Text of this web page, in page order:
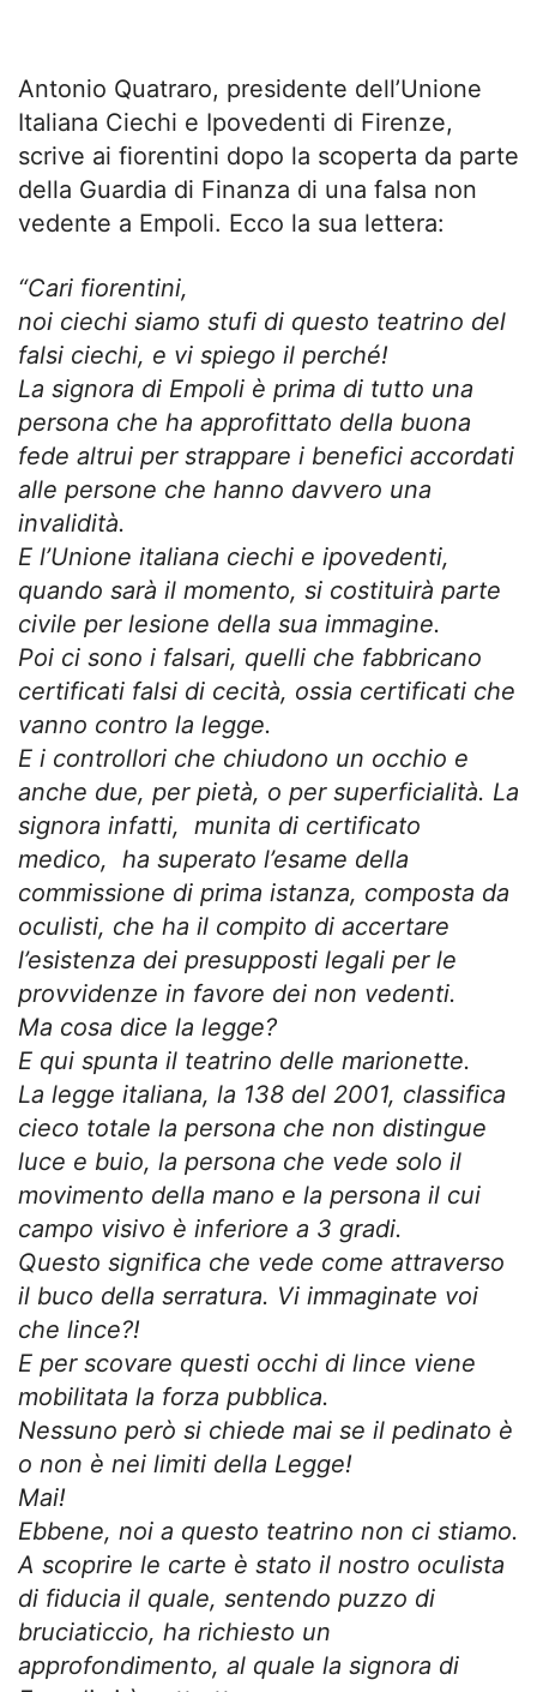
Antonio Quatraro, presidente dell’Unione
Italiana Ciechi e Ipovedenti di Firenze,
scrive ai fiorentini dopo la scoperta da parte
della Guardia di Finanza di una falsa non
vedente a Empoli. Ecco la sua lettera:
“Cari fiorentini,
noi ciechi siamo stufi di questo teatrino del
falsi ciechi, e vi spiego il perché!
La signora di Empoli è prima di tutto una
persona che ha approfittato della buona
fede altrui per strappare i benefici accordati
alle persone che hanno davvero una
invalidità.
E l’Unione italiana ciechi e ipovedenti,
quando sarà il momento, si costituirà parte
civile per lesione della sua immagine.
Poi ci sono i falsari, quelli che fabbricano
certificati falsi di cecità, ossia certificati che
vanno contro la legge.
E i controllori che chiudono un occhio e
anche due, per pietà, o per superficialità. La
signora infatti, munita di certificato
medico, ha superato l’esame della
commissione di prima istanza, composta da
oculisti, che ha il compito di accertare
l’esistenza dei presupposti legali per le
provvidenze in favore dei non vedenti.
Ma cosa dice la legge?
E qui spunta il teatrino delle marionette.
La legge italiana, la 138 del 2001, classifica
cieco totale la persona che non distingue
luce e buio, la persona che vede solo il
movimento della mano e la persona il cui
campo visivo è inferiore a 3 gradi.
Questo significa che vede come attraverso
il buco della serratura. Vi immaginate voi
che lince?!
E per scovare questi occhi di lince viene
mobilitata la forza pubblica.
Nessuno però si chiede mai se il pedinato è
o non è nei limiti della Legge!
Mai!
Ebbene, noi a questo teatrino non ci stiamo.
A scoprire le carte è stato il nostro oculista
di fiducia il quale, sentendo puzzo di
bruciaticcio, ha richiesto un
approfondimento, al quale la signora di